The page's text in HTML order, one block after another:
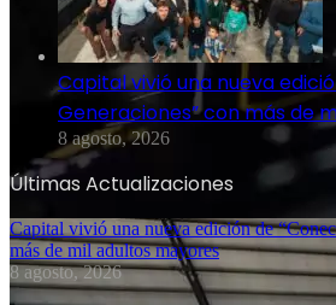
Capital vivió una nueva
Generaciones” con más de
8 agosto, 2026
Últimas Actualizaciones
Capital vivió una nueva edición de
más de mil adultos mayores
8 agosto, 2026